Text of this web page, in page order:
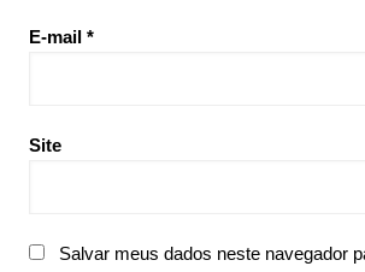
E-mail *
Site
Salvar meus dados neste navegador